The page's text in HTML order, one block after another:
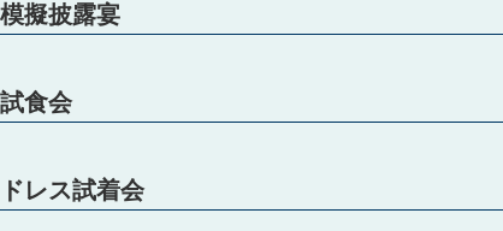
模擬披露宴
試食会
ドレス試着会